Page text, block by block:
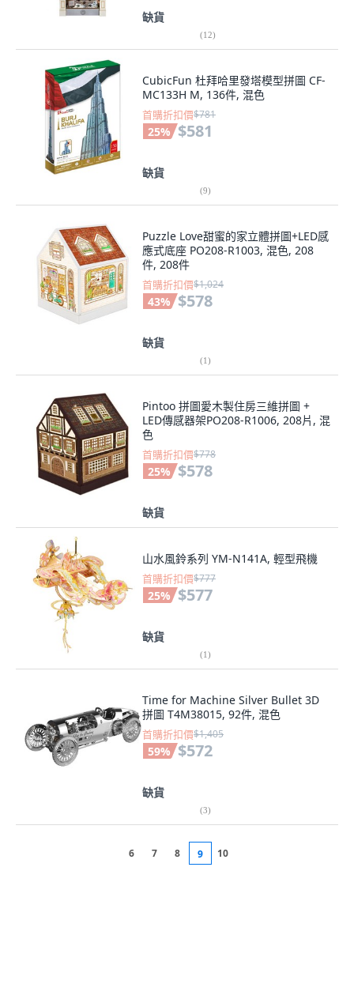
缺貨
(12)
CubicFun 杜拜哈里發塔模型拼圖 CF-
MC133H M, 136件, 混色
首購折扣價$781
25% $581
缺貨
(9)
Puzzle Love甜蜜的家立體拼圖+LED感
應式底座 PO208-R1003, 混色, 208
件, 208件
首購折扣價$1,024
43% $578
缺貨
(1)
Pintoo 拼圖愛木製住房三維拼圖 +
LED傳感器架PO208-R1006, 208片, 混
色
首購折扣價$778
25% $578
缺貨
山水風鈴系列 YM-N141A, 輕型飛機
首購折扣價$777
25% $577
缺貨
(1)
Time for Machine Silver Bullet 3D
拼圖 T4M38015, 92件, 混色
首購折扣價$1,405
59% $572
缺貨
(3)
6 7 8 9 10